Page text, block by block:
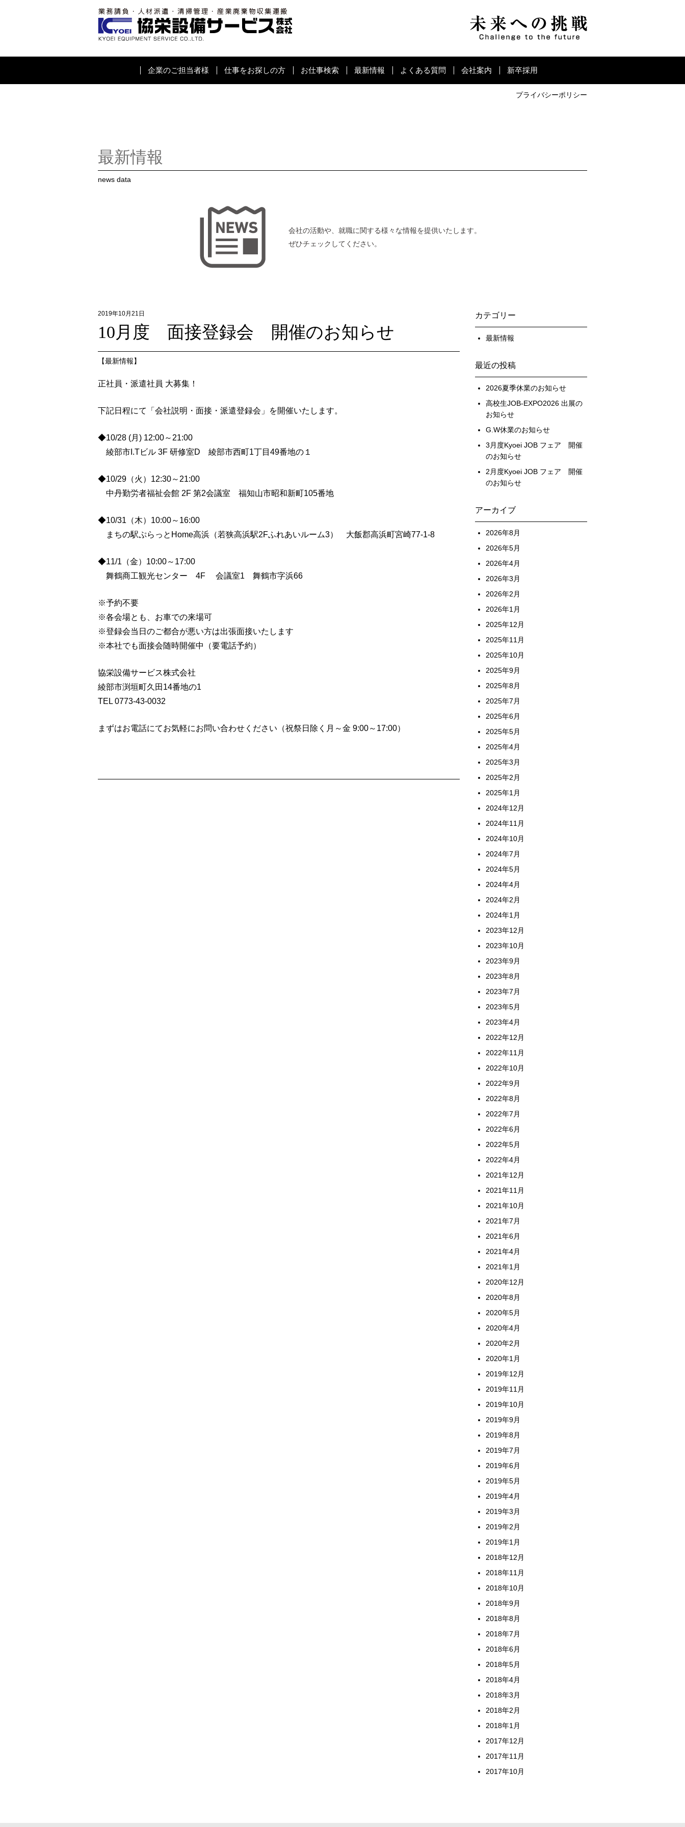
企業のご担当者様 仕事をお探しの方 お仕事検索 最新情報 よくある質問 会社案内 新卒採用
プライバシーポリシー
最新情報
news data
会社の活動や、就職に関する様々な情報を提供いたします。
ぜひチェックしてください。
2019年10月21日
10月度 面接登録会 開催のお知らせ
【最新情報】
正社員・派遣社員 大募集！
下記日程にて「会社説明・面接・派遣登録会」を開催いたします。
◆10/28 (月) 12:00～21:00
綾部市I.Tビル 3F 研修室D 綾部市西町1丁目49番地の１
◆10/29（火）12:30～21:00
中丹勤労者福祉会館 2F 第2会議室 福知山市昭和新町105番地
◆10/31（木）10:00～16:00
まちの駅ぷらっとHome高浜（若狭高浜駅2Fふれあいルーム3） 大飯郡高浜町宮崎77-1-8
◆11/1（金）10:00～17:00
舞鶴商工観光センター 4F 会議室1 舞鶴市字浜66
※予約不要
※各会場とも、お車での来場可
※登録会当日のご都合が悪い方は出張面接いたします
※本社でも面接会随時開催中（要電話予約）
協栄設備サービス株式会社
綾部市渕垣町久田14番地の1
TEL 0773-43-0032
まずはお電話にてお気軽にお問い合わせください（祝祭日除く月～金 9:00～17:00）
カテゴリー
最新情報
最近の投稿
2026夏季休業のお知らせ
高校生JOB-EXPO2026 出展の
お知らせ
G.W休業のお知らせ
3月度Kyoei JOB フェア 開催
のお知らせ
2月度Kyoei JOB フェア 開催
のお知らせ
アーカイブ
2026年8月
2026年5月
2026年4月
2026年3月
2026年2月
2026年1月
2025年12月
2025年11月
2025年10月
2025年9月
2025年8月
2025年7月
2025年6月
2025年5月
2025年4月
2025年3月
2025年2月
2025年1月
2024年12月
2024年11月
2024年10月
2024年7月
2024年5月
2024年4月
2024年2月
2024年1月
2023年12月
2023年10月
2023年9月
2023年8月
2023年7月
2023年5月
2023年4月
2022年12月
2022年11月
2022年10月
2022年9月
2022年8月
2022年7月
2022年6月
2022年5月
2022年4月
2021年12月
2021年11月
2021年10月
2021年7月
2021年6月
2021年4月
2021年1月
2020年12月
2020年8月
2020年5月
2020年4月
2020年2月
2020年1月
2019年12月
2019年11月
2019年10月
2019年9月
2019年8月
2019年7月
2019年6月
2019年5月
2019年4月
2019年3月
2019年2月
2019年1月
2018年12月
2018年11月
2018年10月
2018年9月
2018年8月
2018年7月
2018年6月
2018年5月
2018年4月
2018年3月
2018年2月
2018年1月
2017年12月
2017年11月
2017年10月